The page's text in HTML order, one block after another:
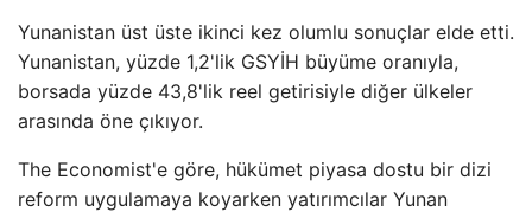
Yunanistan üst üste ikinci kez olumlu sonuçlar elde etti.
Yunanistan, yüzde 1,2'lik GSYİH büyüme oranıyla,
borsada yüzde 43,8'lik reel getirisiyle diğer ülkeler
arasında öne çıkıyor.
The Economist'e göre, hükümet piyasa dostu bir dizi
reform uygulamaya koyarken yatırımcılar Yunan